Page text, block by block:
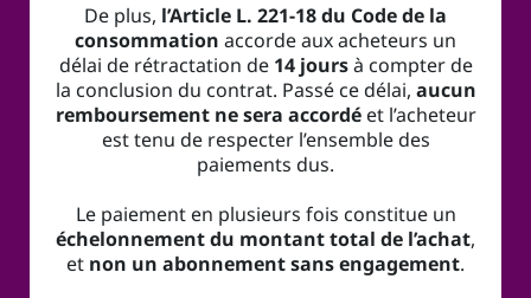
De plus, l’Article L. 221-18 du Code de la
consommation accorde aux acheteurs un
délai de rétractation de 14 joursà compter de
la conclusion du contrat. Passé ce délai, aucun
remboursement ne sera accordéet l’acheteur
est tenu de respecter l’ensemble des
paiements dus.
Le paiement en plusieurs fois constitue un
échelonnement du montant total de l’achat,
et non un abonnement sans engagement.